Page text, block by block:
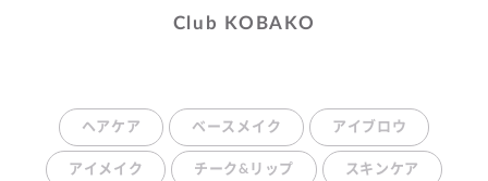
Club KOBAKO
ヘアケア ベースメイク アイブロウ
アイメイク チーク&リップ スキンケア